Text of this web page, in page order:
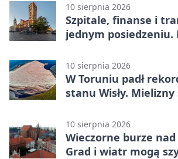
10 sierpnia 2026
Szpitale, finanse i
jednym posiedzeniu.
10 sierpnia 2026
W Toruniu padł
stanu Wisły.
10 sierpnia 2026
Wieczorne burze
Grad i wiatr mogą